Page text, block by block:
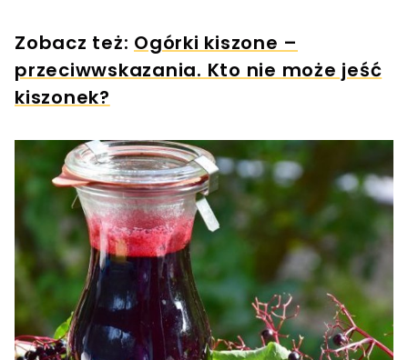
Zobacz też: Ogórki kiszone –
przeciwwskazania. Kto nie może jeść
kiszonek?